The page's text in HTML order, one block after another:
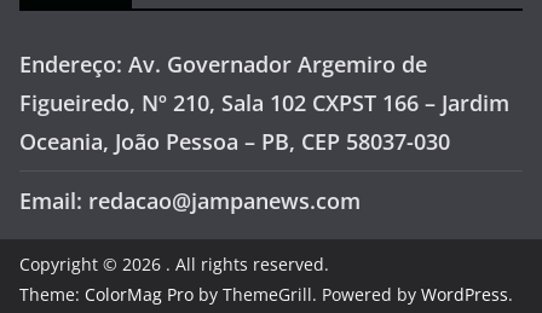
Endereço: Av. Governador Argemiro de
Figueiredo, Nº 210, Sala 102 CXPST 166 – Jardim
Oceania, João Pessoa – PB, CEP 58037-030
Email: redacao@jampanews.com
Copyright © 2026 . All rights reserved.
Theme: ColorMag Pro by ThemeGrill. Powered by WordPress.